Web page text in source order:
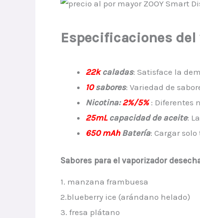
Especificaciones del
22kcaladas: Satisface la
10sabores: Variedad de
Nicotina:2%/5% : Diferentes
25mLcapacidad de aceite:
650 mAhBatería: Cargar
Sabores para el vaporizador
1. manzana frambuesa
2.blueberry ice (arándano helado)
3. fresa plátano